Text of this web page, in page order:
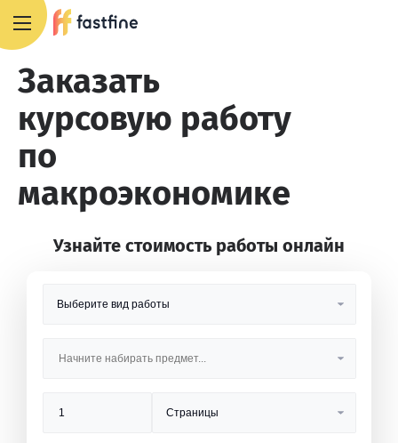
Заказать
курсовую работу
по
макроэкономике
Узнайте стоимость работы онлайн